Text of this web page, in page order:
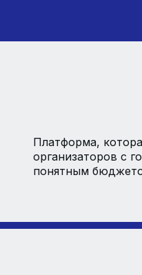
Платформа,
организаторов с
понятным